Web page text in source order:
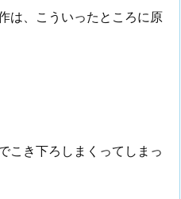
は、こういったところに原
こき下ろしまくってしまっ